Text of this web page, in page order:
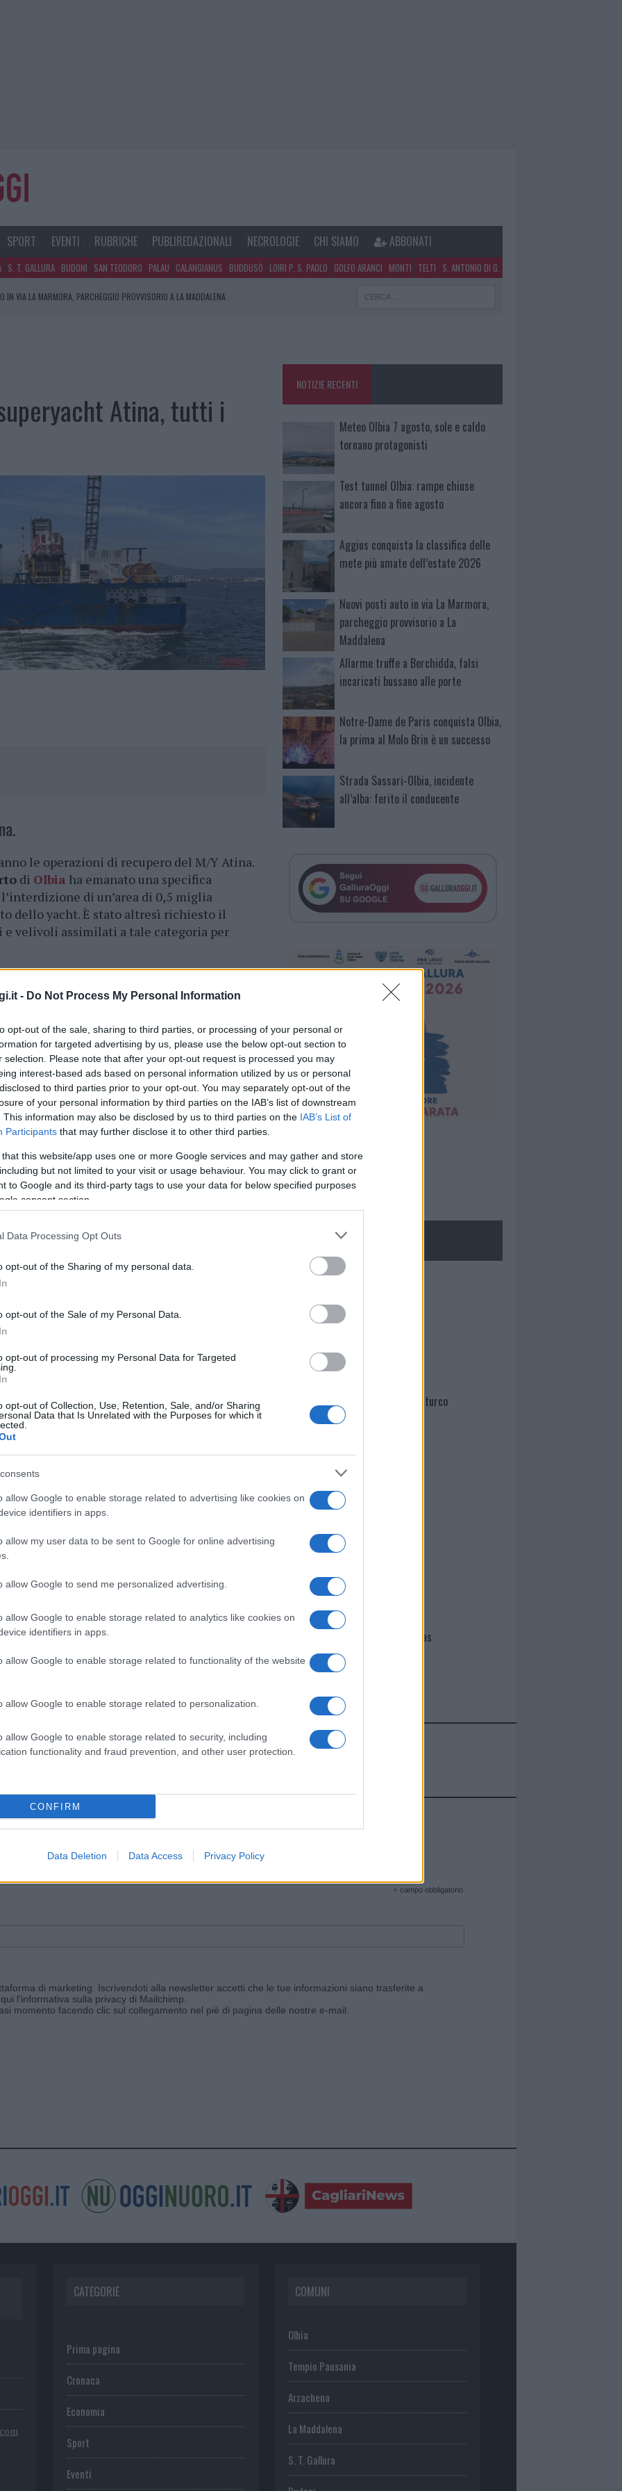
- Do Not Process My Personal Information
opt-out of the sale, sharing to third parties, or processing of your personal or
for targeted advertising by us, please use the below opt-out section to
selection. Please note that after your opt-out request is processed you may
interest-based ads based on personal information utilized by us or personal
to third parties prior to your opt-out. You may separately opt-out of the
of your personal information by third parties on the IAB’s list of downstream
This information may also be disclosed by us to third parties on the IAB’s List of
Participants that may further disclose it to other third parties.
that this website/app uses one or more Google services and may gather and store
but not limited to your visit or usage behaviour. You may click to grant or
to Google and its third-party tags to use your data for below specified purposes
consent section.
Data Processing Opt Outs
opt-out of the Sharing of my personal data.
opt-out of the Sale of my Personal Data.
opt-out of processing my Personal Data for Targeted
opt-out of Collection, Use, Retention, Sale, and/or Sharing
Data that Is Unrelated with the Purposes for which it
allow Google to enable storage related to advertising like cookies on
identifiers in apps.
allow my user data to be sent to Google for online advertising
allow Google to send me personalized advertising.
allow Google to enable storage related to analytics like cookies on
identifiers in apps.
allow Google to enable storage related to functionality of the website
allow Google to enable storage related to personalization.
allow Google to enable storage related to security, including
functionality and fraud prevention, and other user protection.
CONFIRM
Data Deletion Data Access Privacy Policy
SPORT EVENTI RUBRICHE PUBLIREDAZIONALI NECROLOGIE CHI SIAMO ABBONATI
S. T. GALLURA BUDONI SAN TEODORO PALAU CALANGIANUS BUDDUSÒ LOIRI P. S. PAOLO GOLFO ARANCI MONTI TELTI S. ANTONIO DI G.
IN VIA LA MARMORA, PARCHEGGIO PROVVISORIO A LA MADDALENA
Atina, tutti i
le operazioni di recupero del M/Y Atina.
di Olbia ha emanato una specifica
di un’area di 0,5 miglia
dello yacht. È stato altresì richiesto il
velivoli assimilati a tale categoria per
Nord del Porto Cocciani, verrà
Cala Azzurra e del R/re portuale
dell’imbarcazione.
un’ispezione subacquea finalizzata alla
della durata di circa una
opportunamente con catene. Solo
raddrizzamento (parbuckling) e
la grupresente a bordo del pontone, per il
per i giorni 4/5 novembre prossimi.
alla bonifica del sitocon recupero
durante le operazioni di recupero. La data
per il giorno 11 novembre, dopo la
porto di demolizione
cliccandoqui
nella sezione
Olbia Superyacht Atina
NOTIZIE RECENTI
Meteo Olbia 7 agosto, sole e caldo
tornano protagonisti
Test tunnel Olbia: rampe chiuse
ancora fino a fine agosto
Aggius conquista la classifica delle
mete più amate dell’estate 2026
Nuovi posti auto in via La Marmora,
parcheggio provvisorio a La
Maddalena
Allarme truffe a Berchidda, falsi
incaricati bussano alle porte
Notre-Dame de Paris conquista Olbia,
la prima al Molo Brin è un successo
Strada Sassari-Olbia, incidente
all’alba: ferito il conducente
NECROLOGIE
Martina Agostina Diturco
I nostri cari
I nostri cari
Giovannimaria Cabras
Invia un Comunicato Stampa|Pubblicità|Segnala
e ricevi le nostre email periodiche contenenti le ultime notizie pubblicate sul sito web!
* campo obbligatorio
di marketing. Iscrivendoti alla newsletter accetti che le tue informazioni siano trasferite a
l'informativa sulla privacy di Mailchimp
momento facendo clic sul collegamento nel piè di pagina delle nostre e-mail.
CATEGORIE
Prima pagina
Cronaca
Economia
Sport
Eventi
COMUNI
Olbia
Tempio Pausania
Arzachena
La Maddalena
S. T. Gallura